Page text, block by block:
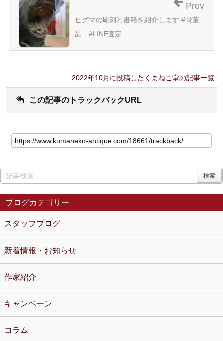
ヒグマの彫刻と書籍を紹介します #骨董
品 #LINE査定
Prev
2022年10月に投稿したくまねこ堂の記事一覧
この記事のトラックバックURL
ブログカテゴリー
スタッフブログ
新着情報・お知らせ
作家紹介
キャンペーン
コラム